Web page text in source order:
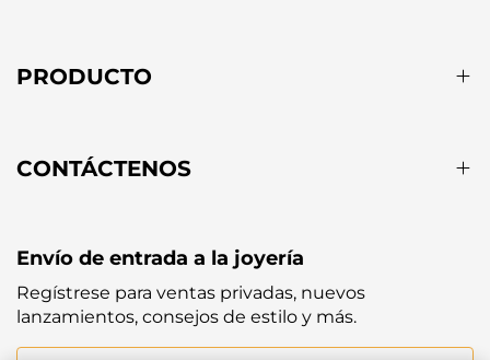
PRODUCTO
CONTÁCTENOS
Envío de entrada a la joyería
Regístrese para ventas privadas, nuevos
lanzamientos, consejos de estilo y más.